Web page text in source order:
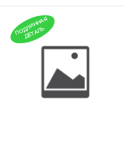
П
О
Д
Л
И
Н
Н
А
Я
ДЕТ
А
ЛЬ